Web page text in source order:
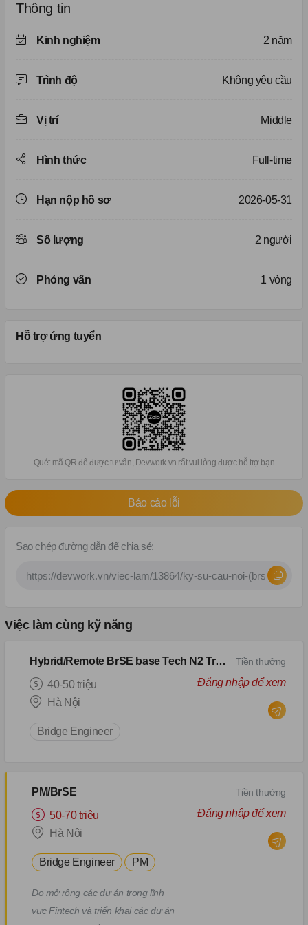
Thông tin
Kinh nghiệm 2 năm
Trình độ Không yêu cầu
Vị trí Middle
Hình thức Full-time
Hạn nộp hồ sơ 2026-05-31
Số lượng 2 người
Phỏng vấn 1 vòng
Hỗ trợ ứng tuyển
Quét mã QR để được tư vấn, Devwork.vn rất vui lòng được hỗ trợ bạn
Báo cáo lỗi
Sao chép đường dẫn để chia sẻ:
Việc làm cùng kỹ năng
Hybrid/Remote BrSE base Tech N2 Trung Kính
40-50 triệu
Hà Nội
Bridge Engineer
Tiền thưởng
Đăng nhập để xem
PM/BrSE
50-70 triệu
Hà Nội
Bridge Engineer PM
Do mở rộng các dự án trong lĩnh
vực Fintech và triển khai các dự án
Tiền thưởng
Đăng nhập để xem